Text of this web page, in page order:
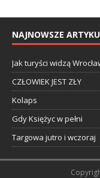
NAJNOWSZE
Jak turyści widzą
CZŁOWIEK JEST ZŁY
Kolaps
Gdy Księżyc w pełni
Targowa jutro i wczoraj